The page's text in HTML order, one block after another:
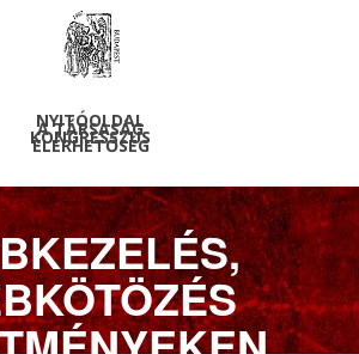
NYITÓOLDAL
A TÁRSASÁG
KONGRESSZUS
ELÉRHETŐSÉG